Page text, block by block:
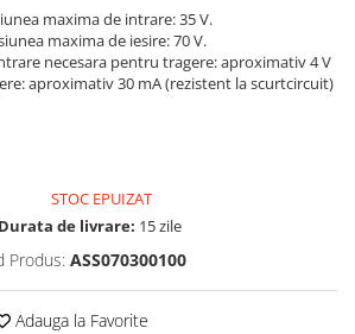
energie
complete
de putere
maxima de intrare: 35 V.
maxima de iesire: 70 V.
necesara pentru tragere: aproximativ 4 V
aproximativ 30 mA (rezistent la scurtcircuit)
STOC EPUIZAT
Durata de livrare: 15 zile
Produs: ASS070300100
Adauga la Favorite